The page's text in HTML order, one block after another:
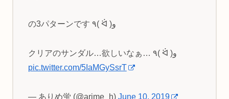
の3パターンです ٩( ᐛ )و
クリアのサンダル…欲しいなぁ… ٩( ᐛ )و
pic.twitter.com/5IaMGySsrT
— ありめ蛍 (@arime_h) June 10, 2019